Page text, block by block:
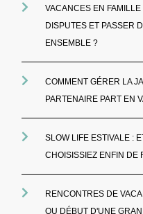
VACANCES EN
DISPUTES ET PASSER
ENSEMBLE ?
COMMENT GÉRER LA
PARTENAIRE PART EN
SLOW LIFE ESTIVALE :
CHOISISSIEZ ENFIN DE
RENCONTRES DE